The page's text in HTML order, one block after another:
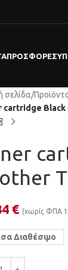
ΠΡΟΣΦΟΡΕΣ
σελίδα/
cartridge
€ (χωρίς ΦΠΑ
Διαθέσιμο